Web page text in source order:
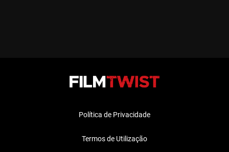
Política de Privacidade
Termos de Utilização